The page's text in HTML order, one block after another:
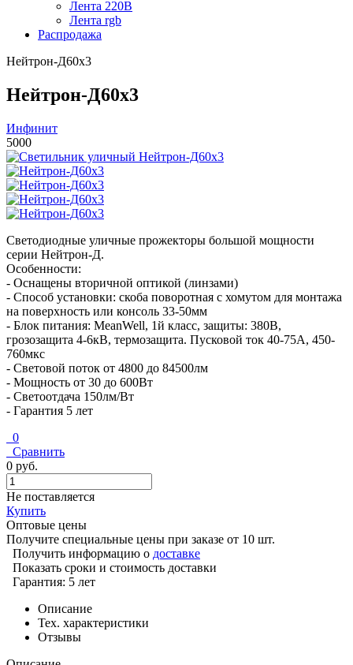
Лента 220В
Лента rgb
Распродажа
Нейтрон-Д60x3
Нейтрон-Д60x3
Инфинит
5000
Светодиодные уличные прожекторы большой мощности
серии Нейтрон-Д.
Особенности:
- Оснащены вторичной оптикой (линзами)
- Способ установки: скоба поворотная с хомутом для монтажа
на поверхность или консоль 33-50мм
- Блок питания: MeanWell, 1й класс, защиты: 380В,
грозозащита 4-6кВ, термозащита. Пусковой ток 40-75A, 450-
760мкс
- Световой поток от 4800 до 84500лм
- Мощность от 30 до 600Вт
- Светоотдача 150лм/Вт
- Гарантия 5 лет
0
Сравнить
0 руб.
Не поставляется
Купить
Оптовые цены
Получите специальные цены при заказе от 10 шт.
Получить информацию о доставке
Показать сроки и стоимость доставки
Гарантия: 5 лет
Описание
Тех. характеристики
Отзывы